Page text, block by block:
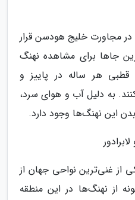
در مجاورت خلیج هودسن قرار
جاها برای مشاهده نهنگ
قطبی هر ساله در پاییز و
به دلیل آب و هوای سرد،
این نهنگ‌ها وجود دارد.
از غنی‌ترین نواحی جهان از
آبزیان است. 22 گونه از نهنگ‌ها در این منطقه